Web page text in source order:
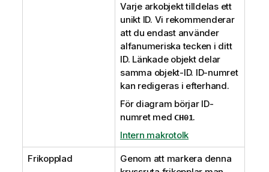
Varje arkobjekt tilldelas ett
unikt ID. Vi rekommenderar
att du endast använder
alfanumeriska tecken i ditt
ID. Länkade objekt delar
samma objekt-ID. ID-numret
kan redigeras i efterhand.
För diagram börjar ID-
numret medCH01.
Intern makrotolk
Frikopplad
Genom att markera denna